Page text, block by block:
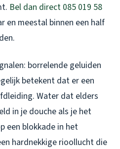
Bel dan direct 085 019 58
en meestal binnen een half
borrelende geluiden
betekent dat er een
Water dat elders
in je douche als je het
een blokkade in het
hardnekkige rioollucht die